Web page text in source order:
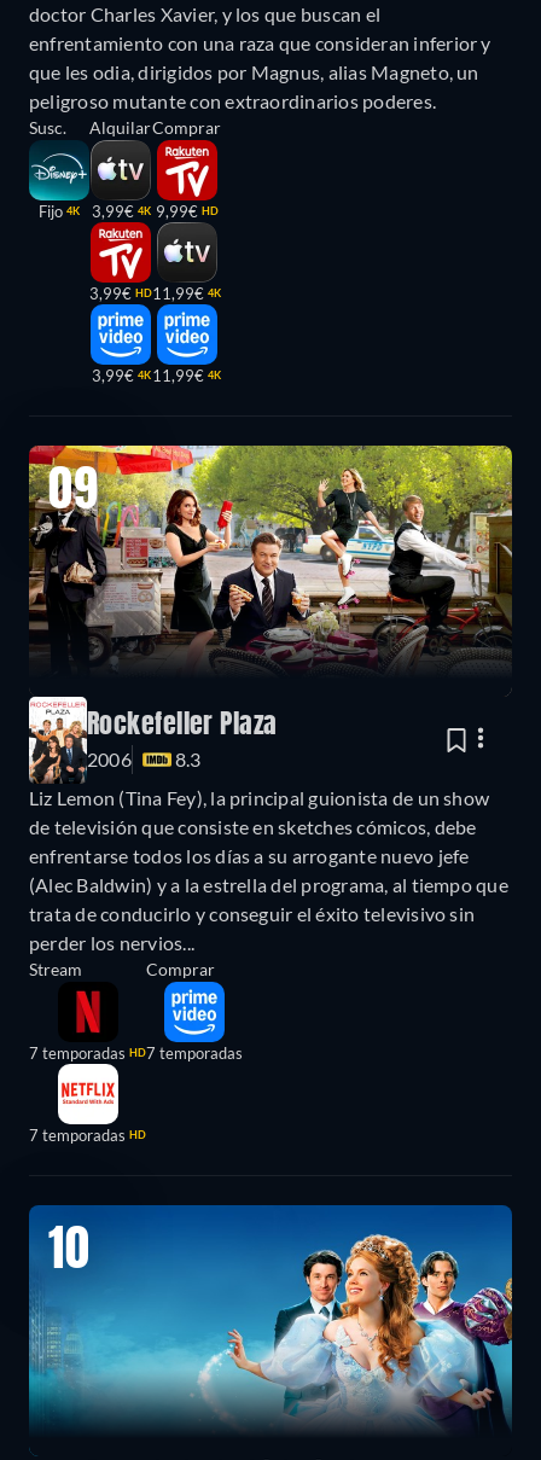
doctor Charles Xavier, y los que buscan el
enfrentamiento con una raza que consideran inferior y
que les odia, dirigidos por Magnus, alias Magneto, un
peligroso mutante con extraordinarios poderes.
Susc.
Fijo 4K
Alquilar
3,99€ 4K
3,99€ HD
3,99€ 4K
Comprar
9,99€ HD
11,99€ 4K
11,99€ 4K
09
Rockefeller Plaza
2006
8.3
Liz Lemon (Tina Fey), la principal guionista de un show
de televisión que consiste en sketches cómicos, debe
enfrentarse todos los días a su arrogante nuevo jefe
(Alec Baldwin) y a la estrella del programa, al tiempo que
trata de conducirlo y conseguir el éxito televisivo sin
perder los nervios...
Stream
7 temporadas HD
7 temporadas HD
Comprar
7 temporadas
10